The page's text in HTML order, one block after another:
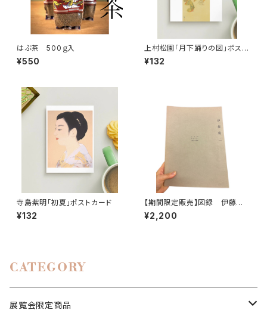
はぶ茶 500ｇ入
¥550
上村松園「月下踊りの図」ポスト
カード
¥132
寺島紫明「初夏」ポストカード
¥132
【期間限定販売】図録 伊藤慶
二 ITO Keiji 1965-1998
¥2,200
CATEGORY
展覧会限定商品